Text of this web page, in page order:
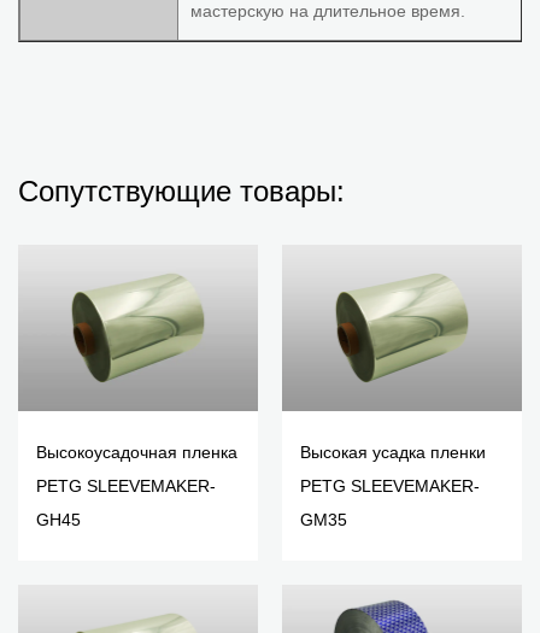
мастерскую на длительное время.
Сопутствующие товары:
Высокоусадочная пленка
PETG SLEEVEMAKER-
GH45
Высокая усадка пленки
PETG SLEEVEMAKER-
GM35